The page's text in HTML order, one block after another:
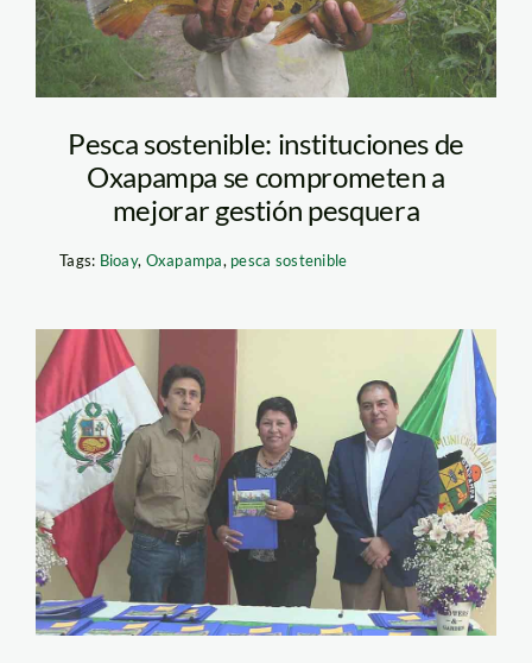
Pesca sostenible: instituciones de
Oxapampa se comprometen a
mejorar gestión pesquera
Tags: Bioay, Oxapampa, pesca sostenible
Guardianes del Agua_